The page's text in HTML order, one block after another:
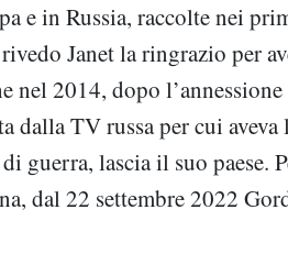
e in Russia, raccolte nei
Janet la ringrazio per
nel 2014, dopo
dalla TV russa per cui aveva
guerra, lascia il suo paese.
dal 22 settembre 2022